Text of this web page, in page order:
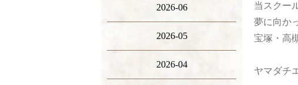
2026-06
2026-05
2026-04
当スクー
夢に向か
宝塚・高
ヤマダチ